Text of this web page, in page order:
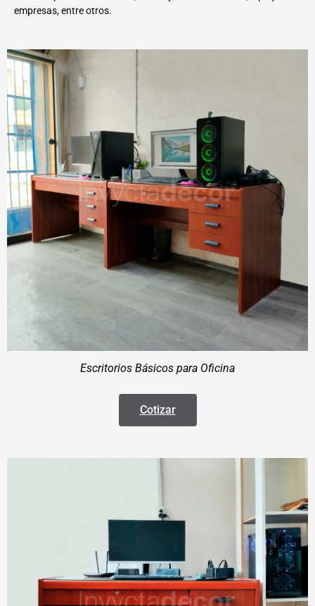
empresas, entre otros.
Escritorios Básicos para Oficina
Cotizar